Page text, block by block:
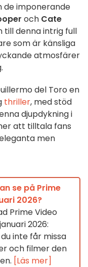
de imponerande
och Cate
till denna intrig full
som är känsliga
atmosfärer
del Toro en
thriller, med stöd
djupdykning i
att tilltala fans
men
se på Prime
2026?
Prime Video
2026:
inte får missa
och filmer den
[Läs mer]